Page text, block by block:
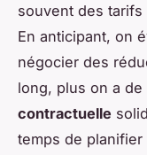
souvent des
En anticipant, on
négocier des
long, plus on a de
contractuelle
temps de